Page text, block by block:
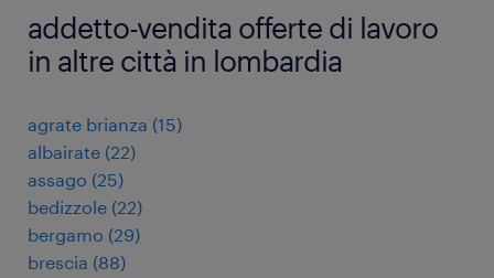
addetto-vendita offerte di lavoro
in altre città in lombardia
agrate brianza (15)
albairate (22)
assago (25)
bedizzole (22)
bergamo (29)
brescia (88)